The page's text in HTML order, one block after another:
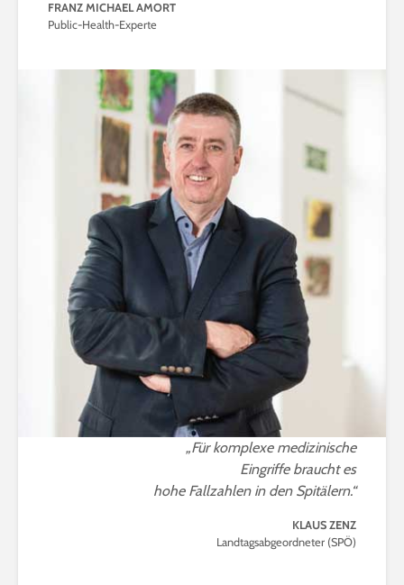
FRANZ MICHAEL AMORT
Public-Health-Experte
„Für komplexe medizinische
Eingriffe braucht es
hohe Fallzahlen in den Spitälern.“
KLAUS ZENZ
Landtagsabgeordneter (SPÖ)